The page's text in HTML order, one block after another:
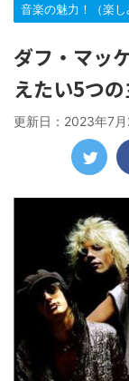
音楽の魅力！（楽し
ダフ・マッ
えたい5つの
更新日： 2023年7月